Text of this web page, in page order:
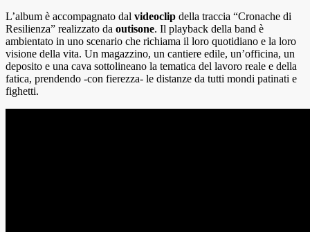
L’album è accompagnato dal videoclip della traccia “Cronache di
Resilienza” realizzato da outisone. Il playback della band è
ambientato in uno scenario che richiama il loro quotidiano e la loro
visione della vita. Un magazzino, un cantiere edile, un’officina, un
deposito e una cava sottolineano la tematica del lavoro reale e della
fatica, prendendo -con fierezza- le distanze da tutti mondi patinati e
fighetti.